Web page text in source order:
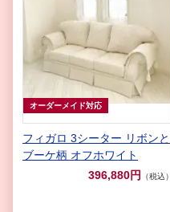
オーダーメイド対応
フィガロ 3シーター リボンと
ブーケ柄 オフホワイト
396,880円
（税込）